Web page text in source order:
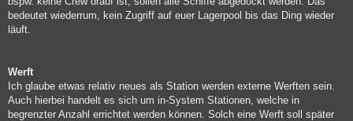
bedeutet wiederrum, kein Zugriff auf euer Lagerpool bis das Ding wieder
läuft.
Werft
Ich glaube etwas relativ neues als Station werden externe Werften sein.
Auch hierbei handelt es sich um in-System Stationen, welche in
begrenzter Anzahl errichtet werden können. Solch eine Werft soll später